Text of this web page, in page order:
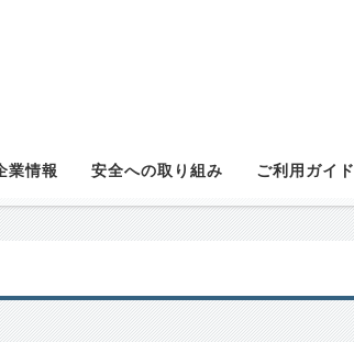
業情報 安全への取り組み ご利用ガイド